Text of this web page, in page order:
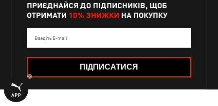
ПРИЄДНАЙСЯ ДО ПІДПИСНИКІВ, ЩОБ
ОТРИМАТИ 10% ЗНИЖКИ НА ПОКУПКУ
Введіть E-mail
ПІДПИСАТИСЯ